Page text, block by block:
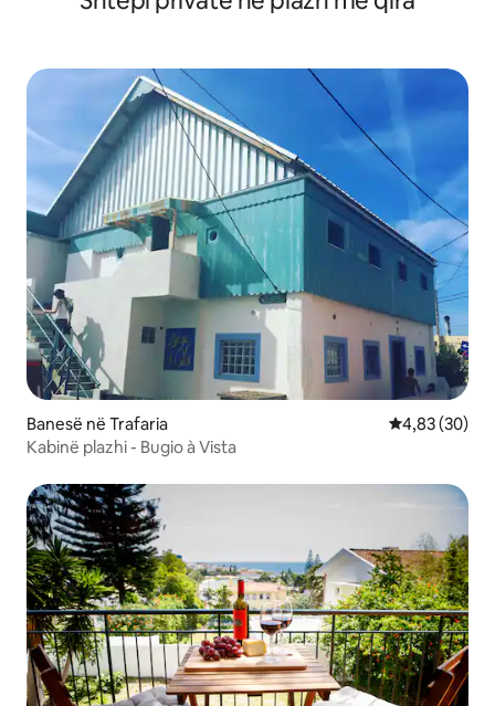
Banesë në Trafaria Vlerësimi
4,83 (30)
Kabinë plazhi - Bugio à Vista